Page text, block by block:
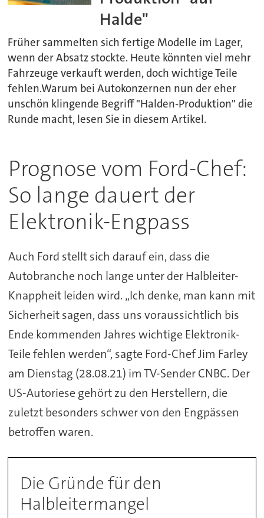
Halde"
Früher sammelten sich fertige Modelle im Lager,
wenn der Absatz stockte. Heute könnten viel mehr
Fahrzeuge verkauft werden, doch wichtige Teile
fehlen.Warum bei Autokonzernen nun der eher
unschön klingende Begriff "Halden-Produktion" die
Runde macht, lesen Sie in diesem Artikel.
Prognose vom Ford-Chef:
So lange dauert der
Elektronik-Engpass
Auch Ford stellt sich darauf ein, dass die
Autobranche noch lange unter der Halbleiter-
Knappheit leiden wird. „Ich denke, man kann mit
Sicherheit sagen, dass uns voraussichtlich bis
Ende kommenden Jahres wichtige Elektronik-
Teile fehlen werden“, sagte Ford-Chef Jim Farley
am Dienstag (28.08.21) im TV-Sender CNBC. Der
US-Autoriese gehört zu den Herstellern, die
zuletzt besonders schwer von den Engpässen
betroffen waren.
Die Gründe für den
Halbleitermangel